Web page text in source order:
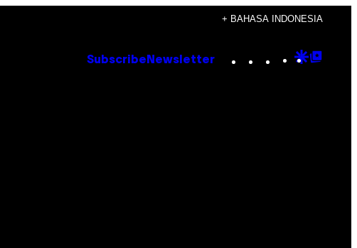
+ BAHASA INDONESIA
Subscribe Newsletter Instagram
TikTok
YouTube
Google